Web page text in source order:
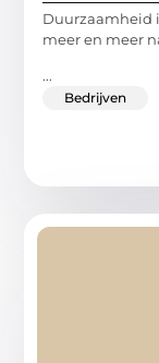
Duurzaamheid
meer en meer
...
Bedrijven